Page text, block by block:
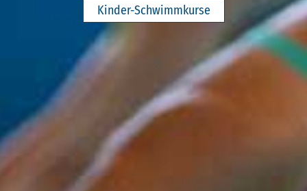
Kinder-Schwimmkurse